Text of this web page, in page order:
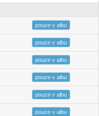
03:02
pouze v albu
07:41
pouze v albu
01:33
pouze v albu
02:37
pouze v albu
01:18
pouze v albu
06:58
pouze v albu